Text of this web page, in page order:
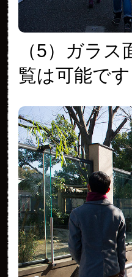
（5）ガラ
覧は可能です